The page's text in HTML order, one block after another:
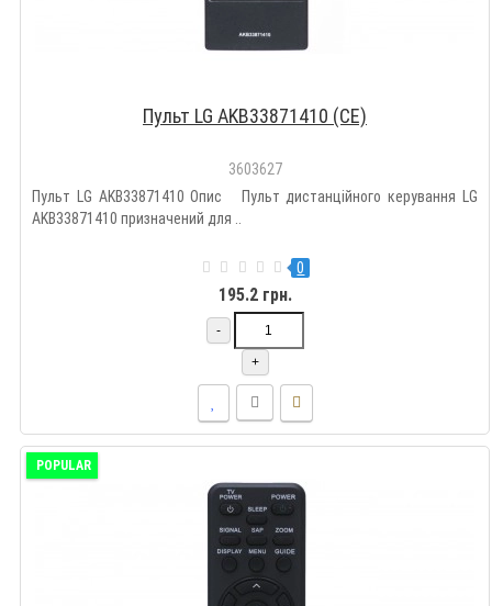
Пульт LG AKB33871410 (CE)
3603627
Пульт LG AKB33871410 Опис Пульт дистанційного керування LG
AKB33871410 призначений для ..
0
195.2 грн.
-
+
POPULAR